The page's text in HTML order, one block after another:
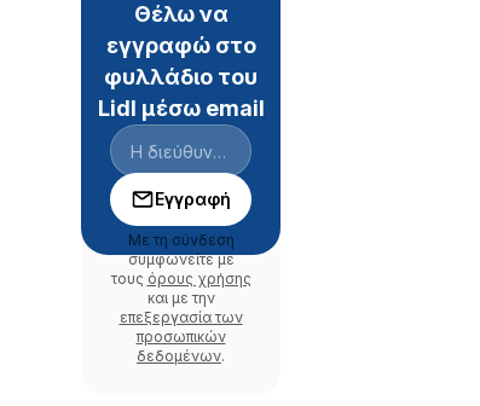
Θέλω να
εγγραφώ στο
φυλλάδιο του
Lidl μέσω email
Εγγραφή
Με τη σύνδεση
συμφωνείτε με
τους όρους χρήσης
και με την
επεξεργασία των
προσωπικών
δεδομένων.